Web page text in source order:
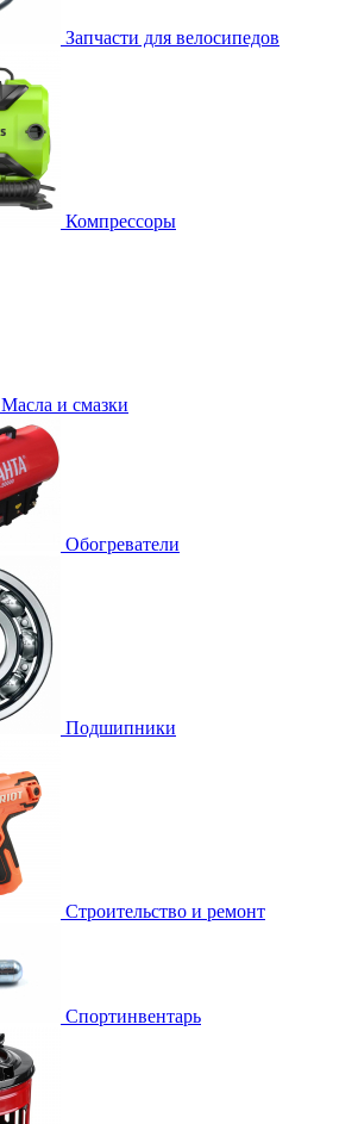
Запчасти для велосипедов
Компрессоры
Масла и смазки
Обогреватели
Подшипники
Строительство и ремонт
Спортинвентарь